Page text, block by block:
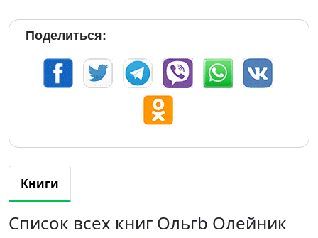
Поделиться:
Книги
Список всех книг Ольгb Олейник